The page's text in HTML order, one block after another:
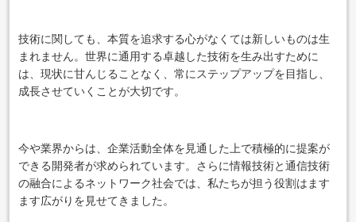
技術に関しても、本質を追求する心がなくては新しいものは生
まれません。世界に通用する卓越した技術を生み出すために
は、現状に甘んじることなく、常にステップアップを目指し、
成長させていくことが大切です。
今や業界からは、企業活動全体を見通した上で積極的に提案が
できる開発者が求められています。さらに情報技術と通信技術
の融合によるネットワーク社会では、私たちが担う役割はます
ます広がりを見せてきました。